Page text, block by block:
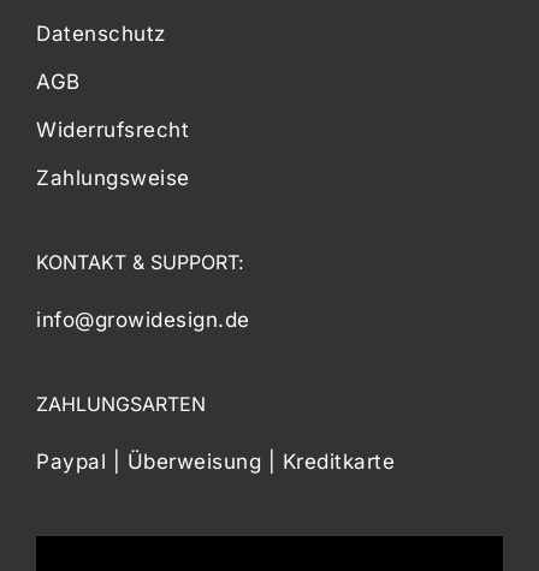
Datenschutz
AGB
Widerrufsrecht
Zahlungsweise
KONTAKT & SUPPORT:
info@growidesign.de
ZAHLUNGSARTEN
Paypal | Überweisung | Kreditkarte